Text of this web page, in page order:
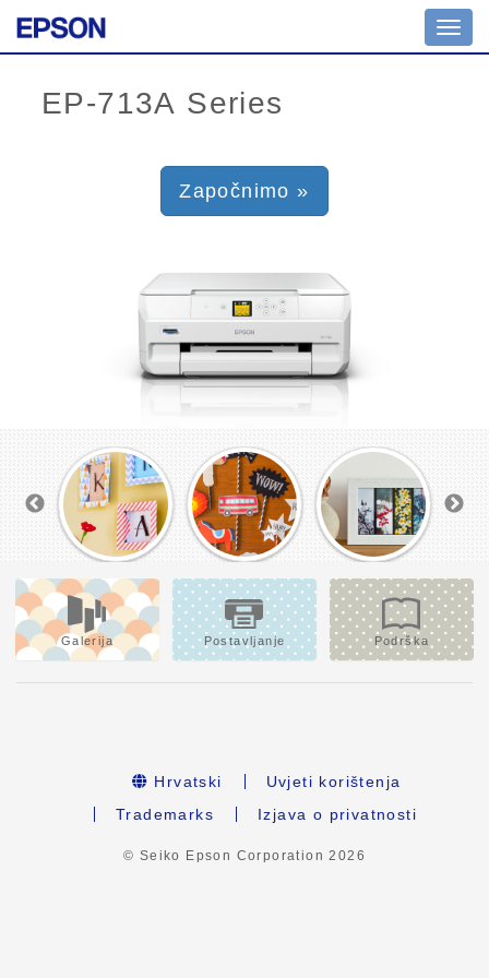
Započnimo »
Galerija Postavljanje Podrška
Hrvatski
Uvjeti korištenja
Trademarks
Izjava o privatnosti
© Seiko Epson Corporation2026